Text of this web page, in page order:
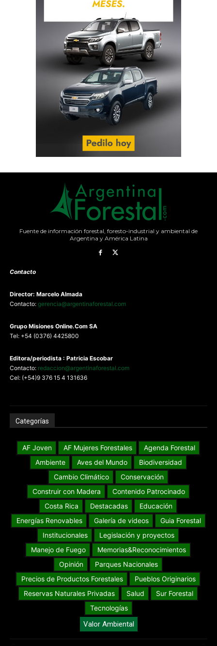
Fuente de información forestal, foresto-industrial y ambiental de
Argentina y América Latina
Contacto
Director: Marcelo Almada
Contacto: gerencia@argentinaforestal.com
Grupo Misiones Online.Com SA
Tel: +54 (0376) 4425800
Editora/periodista : Patricia Escobar
Contacto: redaccion@argentinaforestal.com
Cel: (+54)9 376 15 4 131636
Categorías
AF Joven AF Mujeres Forestales
Agenda Forestal
Ambiente
Aves del Mundo
Biodiversidad
Cambio Climático
Conservación
Construir con Madera
Contenido Patrocinado
Costa Rica
Destacadas
Educación
Energías Renovables
Galería de videos
Guia Forestal
Institucionales
Legislación y proyectos
Manejo de Fuego
Memorias&Reconocimientos
Opinión
Parques Nacionales
Precios de Productos Forestales
Pueblos Originarios
Reservas Naturales Privadas
Salud
Sur Forestal
Tecnologías
Valor Ambiental